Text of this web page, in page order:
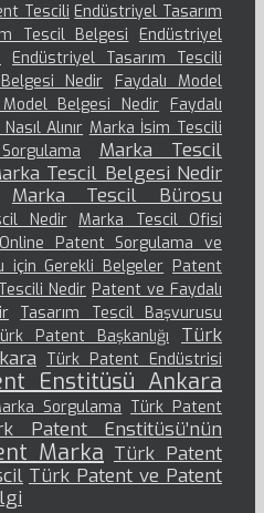
Tescili Endüstriyel Tasarım
Tescil Belgesi
Endüstriyel
Endüstriyel Tasarım Tescili
Nedir
Faydalı Model
Model Belgesi Nedir Faydalı
Alınır Marka İsim Tescili
Marka Tescil
Tescil Belgesi Nedir
Marka Tescil Bürosu
Nedir Marka Tescil Ofisi
Online Patent Sorgulama ve
için Gerekli Belgeler Patent
Nedir Patent ve Faydalı
Tasarım Tescil Başvurusu
Patent Başkanlığı
Türk
Türk Patent Endüstrisi
Enstitüsü Ankara
Sorgulama Türk Patent
Patent Enstitüsü’nün
Marka Türk Patent
Türk Patent ve Patent